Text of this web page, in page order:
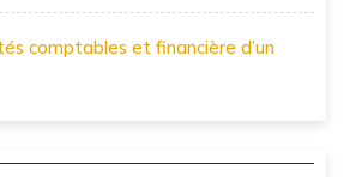
comptables et financière d’un